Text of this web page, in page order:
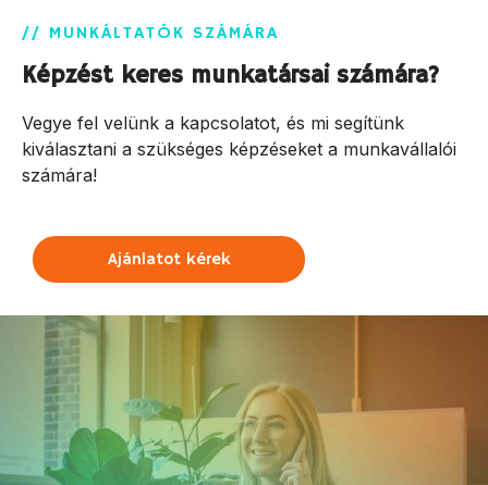
// MUNKÁLTATÓK SZÁMÁRA
Képzést keres munkatársai számára?
Vegye fel velünk a kapcsolatot, és mi segítünk
kiválasztani a szükséges képzéseket a munkavállalói
számára!
Ajánlatot kérek